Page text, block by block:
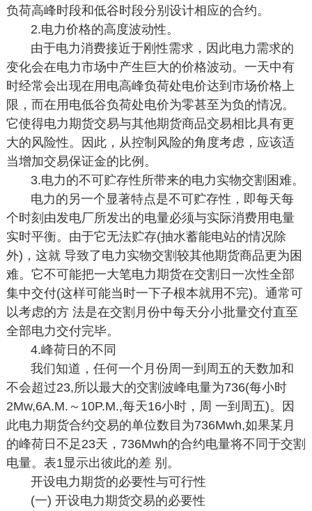
负荷高峰时段和低谷时段分别设计相应的合约。
2.电力价格的高度波动性。
由于电力消费接近于刚性需求，因此电力需求的
变化会在电力市场中产生巨大的价格波动。一天中有
时经常会出现在用电高峰负荷处电价达到市场价格上
限，而在用电低谷负荷处电价为零甚至为负的情况。
它使得电力期货交易与其他期货商品交易相比具有更
大的风险性。因此，从控制风险的角度考虑，应该适
当增加交易保证金的比例。
3.电力的不可贮存性所带来的电力实物交割困难。
电力的另一个显著特点是不可贮存性，即每天每
个时刻由发电厂所发出的电量必须与实际消费用电量
实时平衡。由于它无法贮存(抽水蓄能电站的情况除
外)，这就 导致了电力实物交割较其他期货商品更为困
难。它不可能把一大笔电力期货在交割日一次性全部
集中交付(这样可能当时一下子根本就用不完)。通常可
以考虑的方 法是在交割月份中每天分小批量交付直至
全部电力交付完毕。
4.峰荷日的不同
我们知道，任何一个月份周一到周五的天数加和
不会超过23,所以最大的交割波峰电量为736(每小时
2Mw,6A.M.～10P.M.,每天16小时，周 一到周五)。因
此电力期货合约交易的单位数目为736Mwh,如果某月
的峰荷日不足23天，736Mwh的合约电量将不同于交割
电量。表1显示出彼此的差 别。
开设电力期货的必要性与可行性
(一) 开设电力期货交易的必要性